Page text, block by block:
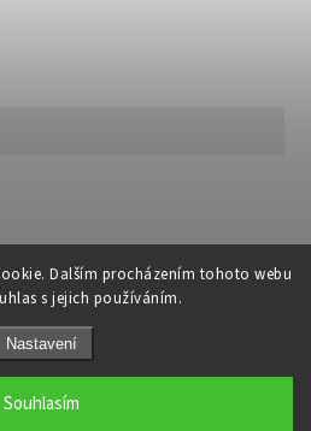
Dalším procházením tohoto webu
s jejich používáním.
Nastavení
Souhlasím
- módní, originální a unikátní